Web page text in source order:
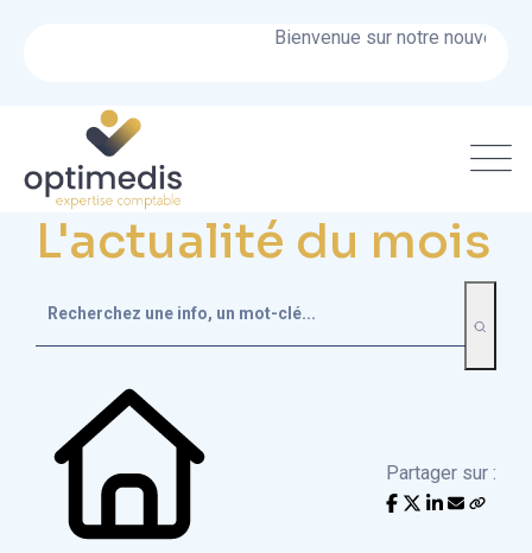
Bienvenue sur notre nouveau
L'actualité du mois
Partager sur :